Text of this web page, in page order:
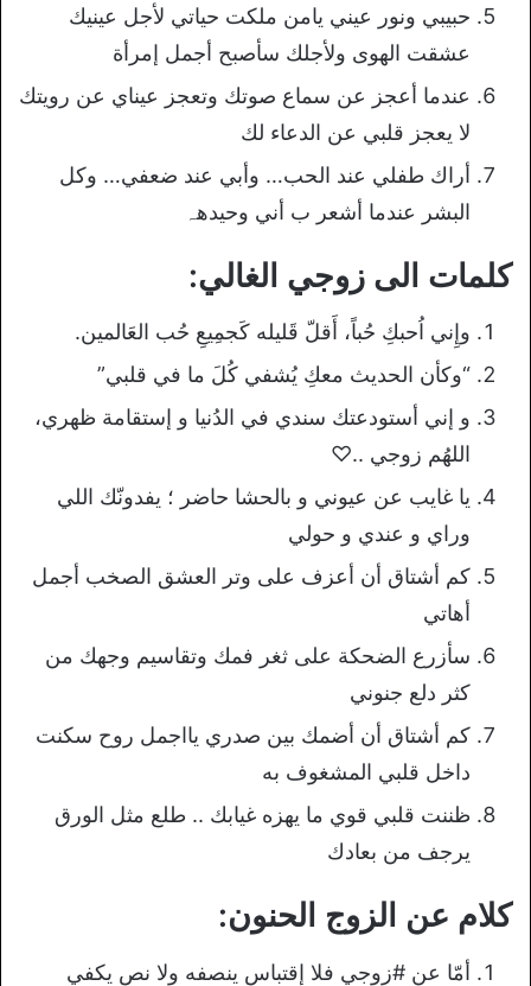
حبيبي ونور عيني يامن ملكت حياتي لأجل عينيك
عشقت الهوى وﻷجلك سأصبح أجمل إمرأة
عندما أعجز عن سماع صوتك وتعجز عيناي عن رويتك
لا يعجز قلبي عن الدعاء لك
أراك طفلي عند الحب… وأبي عند ضعفي… وكل
البشر عندما أشعر ب أني وحيدھہ
كلمات الى زوجي الغالي:
وإِني اُحبكِ حُباً، أَقلّ قَليله كَجمِيعِ حُب العَالمين.
“وكأن الحديث معكِ يُشفي كُلَ ما في قلبي”
و إني أستودعتك سندي في الدُنيا و إستقامة ظهري،
اللهُم زوجي ..♡
يا غايب عن عيوني و بالحشا حاضر ؛ يفدونّك اللي
وراي و عندي و حولي
كم أشتاق أن أعزف على وتر العشق الصخب أجمل
أهاتي
سأزرع الضحكة على ثغر فمك وتقاسيم وجهك من
كثر دلع جنوني
كم أشتاق أن أضمك بين صدري يااجمل روح سكنت
داخل قلبي المشغوف به
ظننت قلبي قوي ما يهزه غيابك .. طلع مثل الورق
يرجف من بعادك
كلام عن الزوج الحنون:
أمّا عن #زوجي فلا إقتباس ينصفه ولا نص يكفي